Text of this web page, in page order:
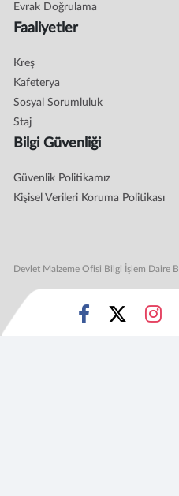
Evrak Doğrulama
Faaliyetler
Kreş
Kafeterya
Sosyal Sorumluluk
Staj
Bilgi Güvenliği
Güvenlik Politikamız
Kişisel Verileri Koruma Politikası
Devlet Malzeme Ofisi Bilgi İşlem Daire